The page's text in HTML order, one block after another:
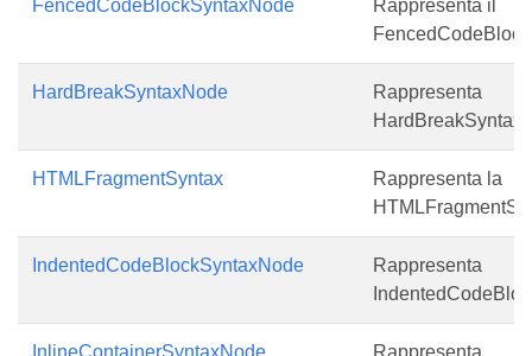
FencedCodeBlockSyntaxNode
Rappresenta il
HardBreakSyntaxNode
Rappresenta
HTMLFragmentSyntax
Rappresenta la
IndentedCodeBlockSyntaxNode
Rappresenta
InlineContainerSyntaxNode
Rappresenta